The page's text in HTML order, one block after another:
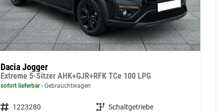
Dacia Jogger
Extreme 5-Sitzer AHK+GJR+RFK TCe 100 LPG
sofort lieferbar Gebrauchtwagen
Fahrzeugnummer 1223280 Getriebe Schaltgetriebe